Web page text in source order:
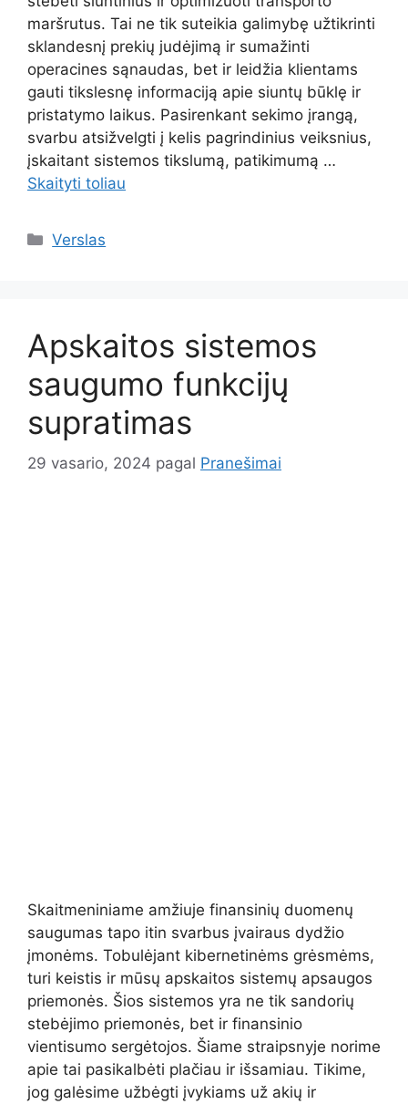
maršrutus. Tai ne tik suteikia galimybę užtikrinti
sklandesnį prekių judėjimą ir sumažinti
operacines sąnaudas, bet ir leidžia klientams
gauti tikslesnę informaciją apie siuntų būklę ir
pristatymo laikus. Pasirenkant sekimo įrangą,
svarbu atsižvelgti į kelis pagrindinius veiksnius,
įskaitant sistemos tikslumą, patikimumą …
Skaityti toliau
Kategorijos
Verslas
Apskaitos sistemos
saugumo funkcijų
supratimas
29 vasario, 2024 pagal Pranešimai
Skaitmeniniame amžiuje finansinių duomenų
saugumas tapo itin svarbus įvairaus dydžio
įmonėms. Tobulėjant kibernetinėms grėsmėms,
turi keistis ir mūsų apskaitos sistemų apsaugos
priemonės. Šios sistemos yra ne tik sandorių
stebėjimo priemonės, bet ir finansinio
vientisumo sergėtojos. Šiame straipsnyje norime
apie tai pasikalbėti plačiau ir išsamiau. Tikime,
jog galėsime užbėgti įvykiams už akių ir